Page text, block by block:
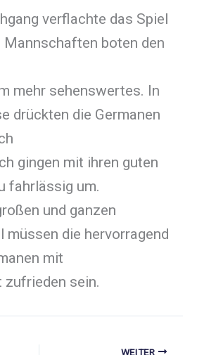
verflachte das Spiel
Mannschaften boten den
mehr sehenswertes. In
drückten die Germanen
gingen mit ihren guten
fahrlässig um.
und ganzen
müssen die hervorragend
mit
zufrieden sein.
WEITER